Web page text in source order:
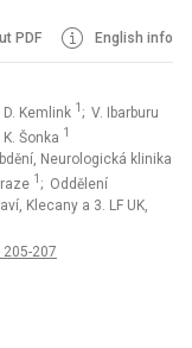
PDF English info
Kemlink 1 ; V. Ibarburu
Šonka 1
Neurologická klinika
1 ; Oddělení
Klecany a 3. LF UK,
205-207